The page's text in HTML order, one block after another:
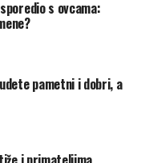
s ovcama:
pametni i dobri, a